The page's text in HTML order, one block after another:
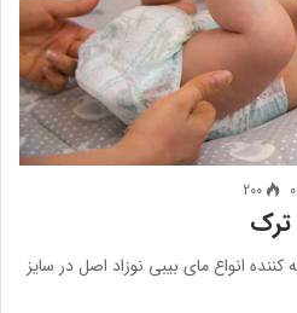
0
200
ترک
انواع مای بیبی نوزاد اصل در سایز